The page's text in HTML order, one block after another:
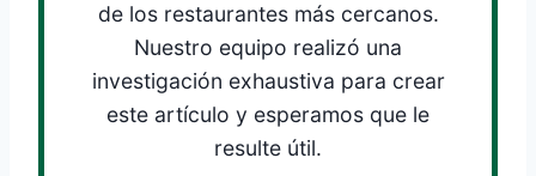
de los restaurantes más cercanos.
Nuestro equipo realizó una
investigación exhaustiva para crear
este artículo y esperamos que le
resulte útil.